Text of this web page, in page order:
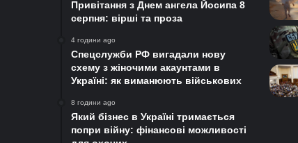
Привітання з Днем ангела Йосипа 8
серпня: вірші та проза
4 години ago
Спецслужби РФ вигадали нову
схему з жіночими акаунтами в
Україні: як виманюють військових
8 години ago
Який бізнес в Україні тримається
попри війну: фінансові можливості